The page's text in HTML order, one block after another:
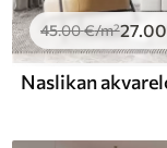
45.00€/m²27.00